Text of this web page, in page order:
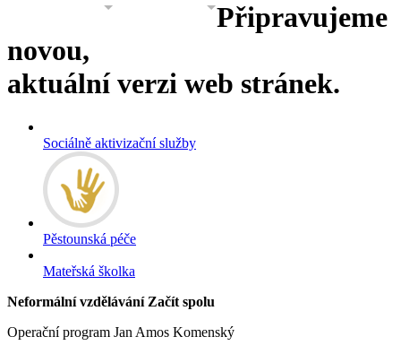
Připravujeme
novou,
aktuální verzi web stránek.
Sociálně aktivizační služby
Pěstounská péče
Mateřská školka
Neformální vzdělávání Začítspolu
Operační program Jan Amos Komenský